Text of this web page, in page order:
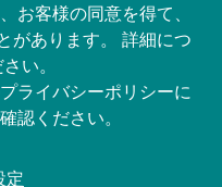
の方法
？
環境
ールする
お客様の同意を得て、
があります。 詳細につ
い。
ライバシーポリシーに
認ください。
定